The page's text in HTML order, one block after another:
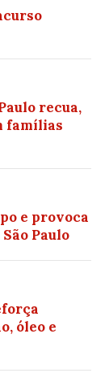
recua,
famílias
e provoca
Paulo
óleo e